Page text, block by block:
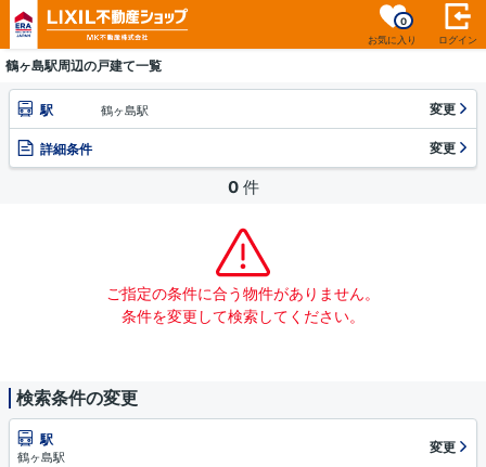
お気に入り
0
ログイン
鶴ヶ島駅周辺の戸建て一覧
駅 鶴ヶ島駅 変更
詳細条件 変更
0 件
ご指定の条件に合う物件がありません。
条件を変更して検索してください。
検索条件の変更
駅
鶴ヶ島駅
変更